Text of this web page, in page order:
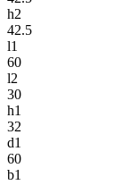
h2
42.5
l1
60
l2
30
h1
32
d1
60
b1